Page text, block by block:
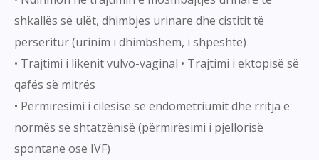
shkallës së ulët, dhimbjes urinare dhe cistitit të
përsëritur (urinim i dhimbshëm, i shpeshtë)
• Trajtimi i likenit vulvo-vaginal • Trajtimi i ektopisë së
qafës së mitrës
• Përmirësimi i cilësisë së endometriumit dhe rritja e
normës së shtatzënisë (përmirësimi i pjellorisë
spontane ose IVF)